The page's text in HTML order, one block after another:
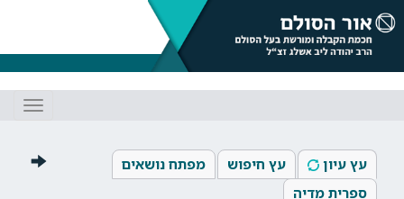
עץ עיון עץ חיפוש
מפתח נושאים
ספרית מדיה